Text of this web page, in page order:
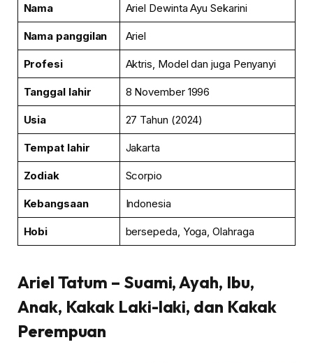
Nama Ariel Dewinta Ayu Sekarini
Nama panggilan Ariel
Profesi Aktris, Model dan juga Penyanyi
Tanggal lahir 8 November 1996
Usia 27 Tahun (2024)
Tempat lahir Jakarta
Zodiak Scorpio
Kebangsaan Indonesia
Hobi bersepeda, Yoga, Olahraga
Ariel Tatum – Suami, Ayah, Ibu,
Anak, Kakak Laki-laki, dan Kakak
Perempuan